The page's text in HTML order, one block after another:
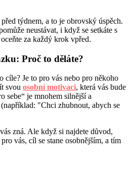
týdnem, a to je obrovský úspěch.
neustávat, i když se setkáte s
za každý krok vpřed.
Proč to děláte?
cíle? Je to pro vás nebo pro někoho
svou osobní motivaci, která vás bude
sebe“ je mnohem silnější a
"Chci zhubnout, abych se
zná. Ale když si najdete důvod,
vás, cíl se stane osobnějším, a tím